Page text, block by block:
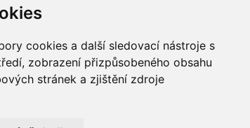
cookies a další sledovací nástroje s
zobrazení přizpůsobeného obsahu
stránek a zjištění zdroje